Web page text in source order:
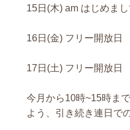
15日(木) am はじめま
16日(金) フリー開放日
17日(土) フリー開放日
今月から10時~15時ま
よう、引き続き連日で